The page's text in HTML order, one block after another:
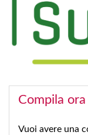
Compila
Vuoi avere una